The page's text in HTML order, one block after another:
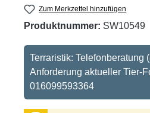
Zum Merkzettel hinzufügen
Produktnummer: SW10549
Terraristik: Telefonberatung
Anforderung aktueller Tier-
016099593364